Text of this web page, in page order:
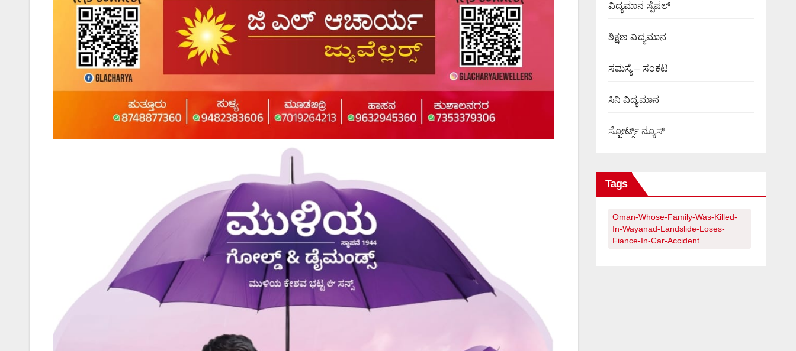
ವಿದ್ಯಮಾನ ಸ್ಪೆಷಲ್
ಶಿಕ್ಷಣ ವಿದ್ಯಮಾನ
ಸಮಸ್ಯೆ – ಸಂಕಟ
ಸಿನಿ ವಿದ್ಯಮಾನ
ಸ್ಪೋರ್ಟ್ಸ್ ನ್ಯೂಸ್
Tags
Oman-Whose-Family-Was-Killed-
In-Wayanad-Landslide-Loses-
Fiance-In-Car-Accident